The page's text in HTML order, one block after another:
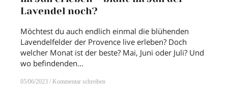
Lavendel noch?
Möchtest du auch endlich einmal die blühenden
Lavendelfelder der Provence live erleben? Doch
welcher Monat ist der beste? Mai, Juni oder Juli? Und
wo befindenden…
05/06/2023 Kommentar schreiben